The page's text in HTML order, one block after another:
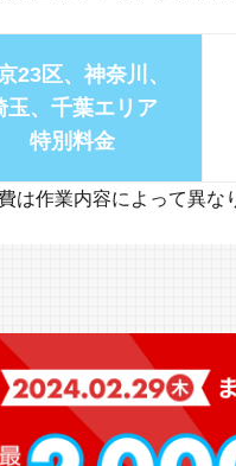
23区、神奈川、
玉、千葉エリア
特別料金
は作業内容によって異な